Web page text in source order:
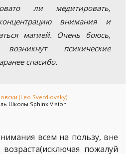
ли медитировать,
внимания и
магией. Очень боюсь,
психические
спасибо.
(Leo Sverdlovsky)
Школы Sphinx Vision
всем на пользу, вне
пожалуй